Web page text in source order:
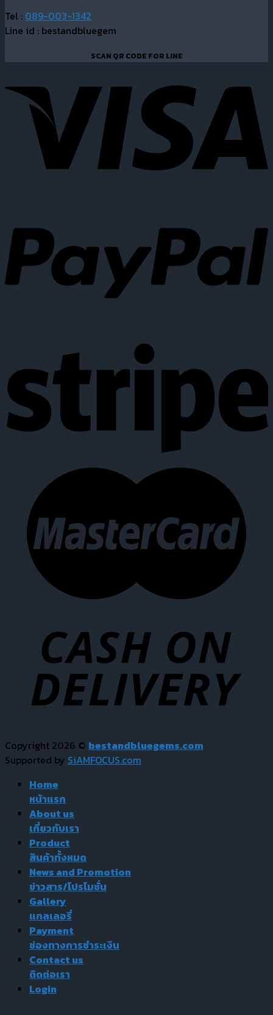
Tel : 089-003-1342
Line id : bestandbluegem
SCAN QR CODE FOR LINE
Copyright 2026 © bestandbluegems.com
Supported by SiAMFOCUS.com
Home
หน้าแรก
About us
เกี่ยวกับเรา
Product
สินค้าทั้งหมด
News and Promotion
ข่าวสาร/โปรโมชั่น
Gallery
แกลเลอรี่
Payment
ช่องทางการชำระเงิน
Contact us
ติดต่อเรา
Login